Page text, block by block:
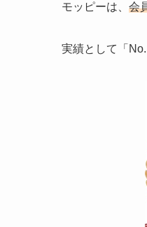
モッピーは、 会
実績として「